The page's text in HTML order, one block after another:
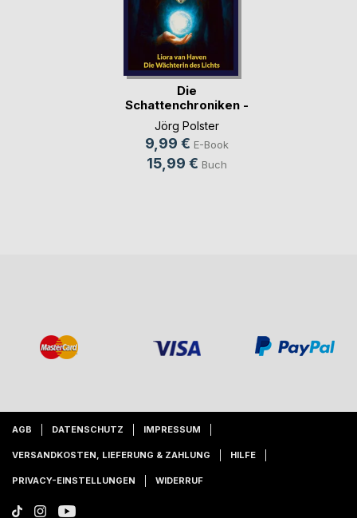
Die
Schattenchroniken -
Band 2
Jörg Polster
9,99 € E-Book
15,99 € Buch
AGB DATENSCHUTZ IMPRESSUM
VERSANDKOSTEN, LIEFERUNG & ZAHLUNG HILFE
PRIVACY-EINSTELLUNGEN WIDERRUF